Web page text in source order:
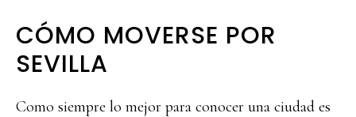
CÓMO MOVERSE POR
SEVILLA
Como siempre lo mejor para conocer una ciudad es